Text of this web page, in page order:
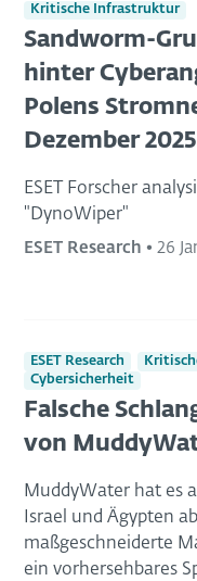
Kritische Infrastruktur
Sandworm-
hinter
Polens
Dezember 2025
ESET Forscher
"DynoWiper"
ESET Research • 26
ESET Research
Cybersicherheit
Falsche
von
MuddyWater hat es
Israel und Ägypten
maßgeschneiderte
ein vorhersehbares